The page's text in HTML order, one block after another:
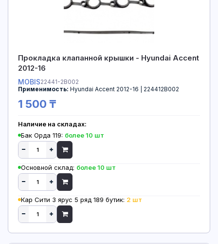
Прокладка клапанной крышки - Hyundai Accent
2012-16
MOBIS22441-2B002
Применимость: Hyundai Accent 2012-16 | 224412B002
1 500 ₸
Наличие на складах:
Бак Орда 119: более 10 шт
Основной склад: более 10 шт
Кар Сити 3 ярус 5 ряд 189 бутик: 2 шт